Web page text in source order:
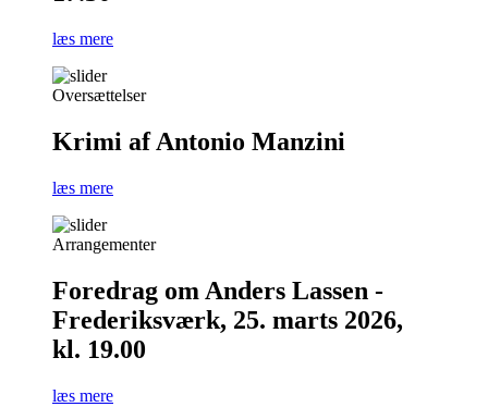
læs mere
Oversættelser
Krimi af Antonio Manzini
læs mere
Arrangementer
Foredrag om Anders Lassen -
Frederiksværk, 25. marts 2026,
kl. 19.00
læs mere